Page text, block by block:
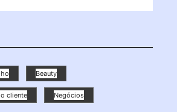
Beauty
cliente Negócios